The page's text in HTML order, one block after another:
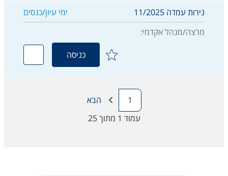
נירות עמדה 11/2025
ימי עיון/כנסים
מרצה/מנהל אקדמי:
כניסה
1
[[currentinparentheses]]
הבא
עמוד 1 מתוך 25